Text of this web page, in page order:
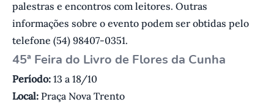
palestras e encontros com leitores. Outras
informações sobre o evento podem ser obtidas pelo
telefone (54) 98407-0351.
45ª Feira do Livro de Flores da Cunha
Período: 13 a 18/10
Local: Praça Nova Trento